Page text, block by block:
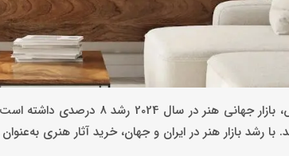
طبق گزارش سایت آرت پرایس،
با رشد بازار هنر در ایران و جهان، خرید آثار هنری